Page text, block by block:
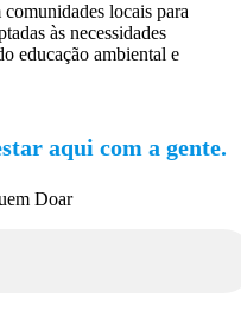
locais para
às necessidades
educação ambiental e
aqui com a gente.